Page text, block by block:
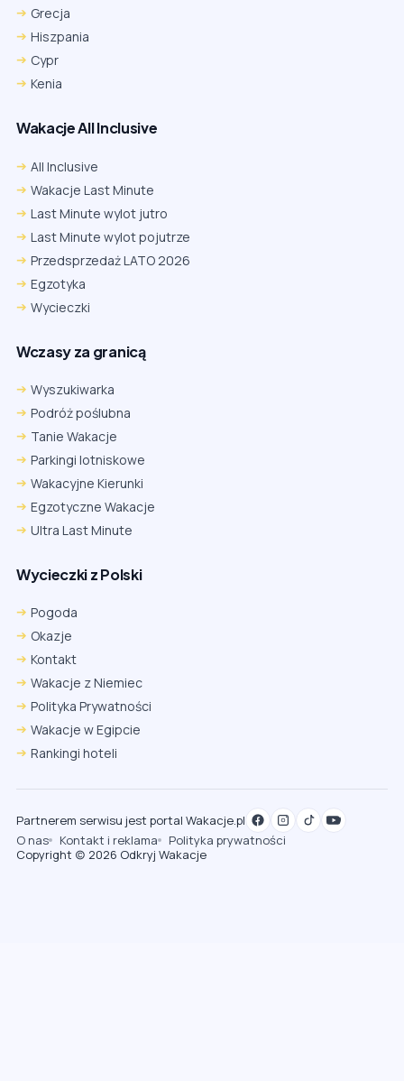
Grecja
Hiszpania
Cypr
Kenia
Wakacje All Inclusive
All Inclusive
Wakacje Last Minute
Last Minute wylot jutro
Last Minute wylot pojutrze
Przedsprzedaż LATO 2026
Egzotyka
Wycieczki
Wczasy za granicą
Wyszukiwarka
Podróż poślubna
Tanie Wakacje
Parkingi lotniskowe
Wakacyjne Kierunki
Egzotyczne Wakacje
Ultra Last Minute
Wycieczki z Polski
Pogoda
Okazje
Kontakt
Wakacje z Niemiec
Polityka Prywatności
Wakacje w Egipcie
Rankingi hoteli
Partnerem serwisu jest portal Wakacje.pl
O nas
Kontakt i reklama
Polityka prywatności
Copyright (c) 2026 Odkryj Wakacje